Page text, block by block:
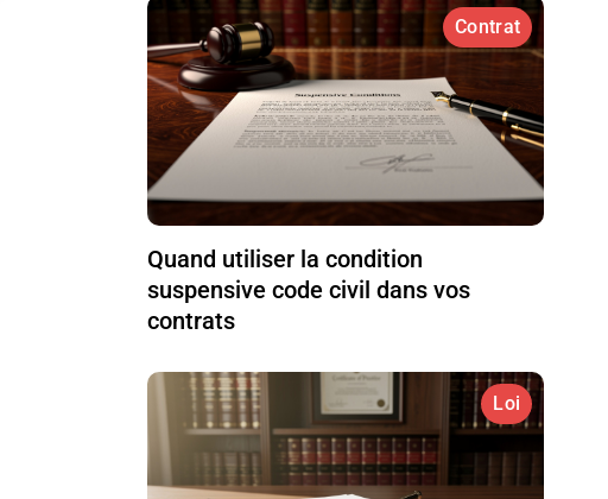
Contrat
Quand utiliser la condition
suspensive code civil dans vos
contrats
Loi